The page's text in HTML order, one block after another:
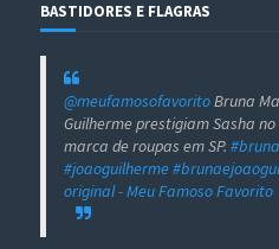
BASTIDORES E FLAGRAS
@meufamosofavoritoBruna
Guilherme prestigiam Sasha
marca de roupas em SP.
#joaoguilherme
original - Meu Famoso Favorito